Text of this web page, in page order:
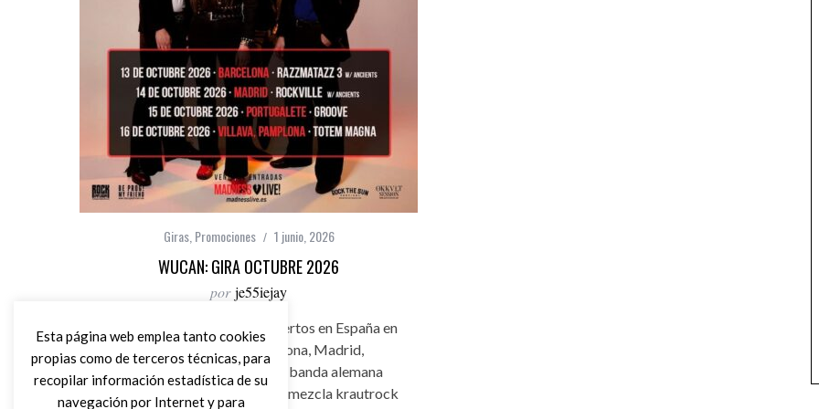
Giras, Promociones 1 junio, 2026
WUCAN: GIRA OCTUBRE 2026
por je55iejay
Wucan anuncian cuatro conciertos en España en
octubre de 2026: Barcelona, Madrid,
Portugalete y Pamplona. La banda alemana
liderada por Francis Tobolsky mezcla krautrock
Esta página web emplea tanto cookies
propias como de terceros técnicas, para
recopilar información estadística de su
navegación por Internet y para